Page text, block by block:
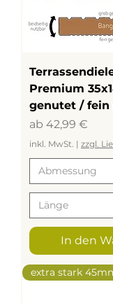
Premium
genutet /
ab 42,99 €
Sale-Preis
inkl. MwSt. | zzgl.
In den
extra stark